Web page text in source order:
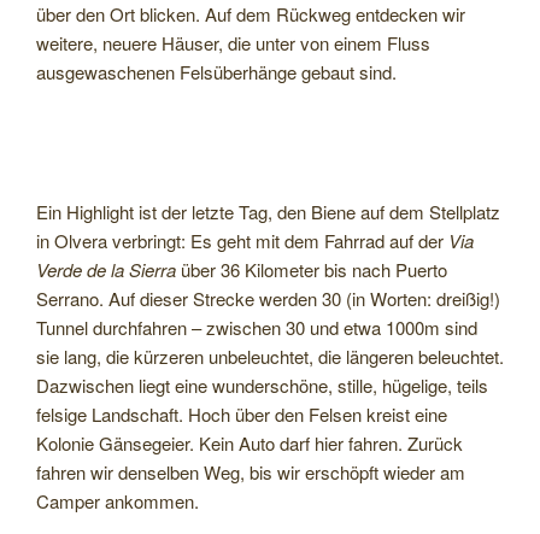
über den Ort blicken. Auf dem Rückweg entdecken wir
weitere, neuere Häuser, die unter von einem Fluss
ausgewaschenen Felsüberhänge gebaut sind.
Ein Highlight ist der letzte Tag, den Biene auf dem Stellplatz
in Olvera verbringt: Es geht mit dem Fahrrad auf der Via
Verde de la Sierra über 36 Kilometer bis nach Puerto
Serrano. Auf dieser Strecke werden 30 (in Worten: dreißig!)
Tunnel durchfahren – zwischen 30 und etwa 1000m sind
sie lang, die kürzeren unbeleuchtet, die längeren beleuchtet.
Dazwischen liegt eine wunderschöne, stille, hügelige, teils
felsige Landschaft. Hoch über den Felsen kreist eine
Kolonie Gänsegeier. Kein Auto darf hier fahren. Zurück
fahren wir denselben Weg, bis wir erschöpft wieder am
Camper ankommen.